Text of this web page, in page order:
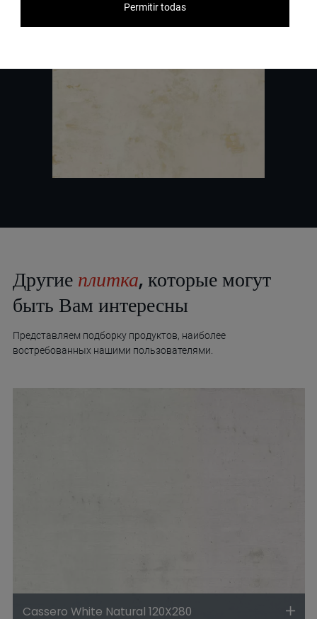
Cassero White Natural 120X280
Другие плитка, которые могут
быть Вам интересны
Представляем подборку продуктов, наиболее
востребованных нашими пользователями.
Permitir todas